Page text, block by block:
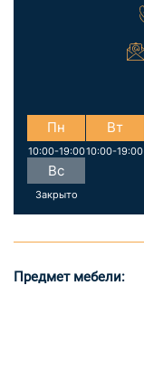
Пн
10:00-19:00
Вт
10:00-19:00
Вс
Закрыто
Предмет мебели: